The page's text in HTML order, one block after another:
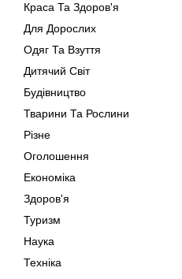
Краса Та Здоров'я
Для Дорослих
Одяг Та Взуття
Дитячий Світ
Будівництво
Тварини Та Рослини
Різне
Оголошення
Економіка
Здоров'я
Туризм
Наука
Техніка